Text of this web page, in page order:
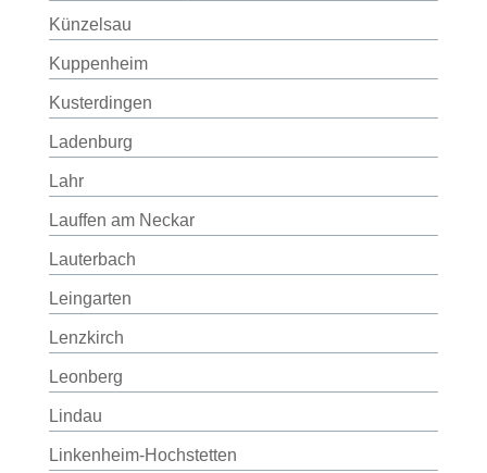
Künzelsau
Kuppenheim
Kusterdingen
Ladenburg
Lahr
Lauffen am Neckar
Lauterbach
Leingarten
Lenzkirch
Leonberg
Lindau
Linkenheim-Hochstetten